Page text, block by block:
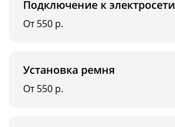
Подключение к электросети
От 550 р.
Установка ремня
От 550 р.